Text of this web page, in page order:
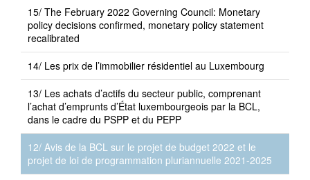
15/ The February 2022 Governing Council: Monetary
policy decisions confirmed, monetary policy statement
recalibrated
14/ Les prix de l’immobilier résidentiel au Luxembourg
13/ Les achats d’actifs du secteur public, comprenant
l’achat d’emprunts d’État luxembourgeois par la BCL,
dans le cadre du PSPP et du PEPP
12/ Avis de la BCL sur le projet de budget 2022 et le
projet de loi de programmation pluriannuelle 2021-2025